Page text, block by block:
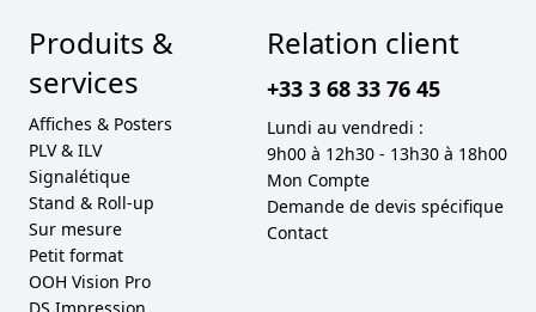
Produits &
services
Affiches & Posters
PLV & ILV
Signalétique
Stand & Roll-up
Sur mesure
Petit format
OOH Vision Pro
Relation client
+33 3 68 33 76 45
Lundi au vendredi :
9h00 à 12h30 - 13h30 à 18h00
Mon Compte
Demande de devis spécifique
Contact